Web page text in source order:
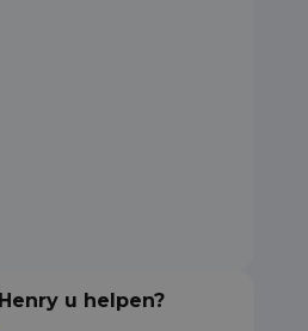
u helpen?